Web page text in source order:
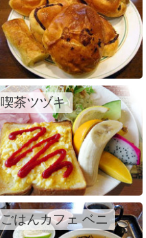
喫茶ツヅキ
ごはんカフェ ベニ